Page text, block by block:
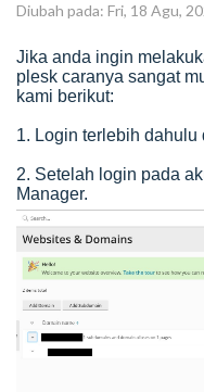
Diubah pada: Fri, 18 Agu,
Jika anda ingin
plesk caranya sangat
kami berikut:
1. Login terlebih
2. Setelah login pada
Manager.